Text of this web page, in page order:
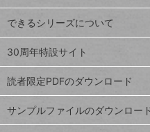
ド
Google
スプレ
ッドシ
ート
iPhone
VLOOKUP
ト
ッ
プ
ペ
ジ
できるシリーズについて
30周年特設サイト
読者限定PDFのダウンロード
サンプルファイルのダウンロー